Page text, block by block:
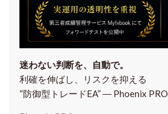
迷わない判断を、自動で。
利確を伸ばし、リスクを抑える
“防御型トレードEA” ― Phoenix PRO